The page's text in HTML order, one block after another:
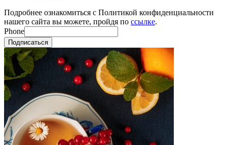
Подробнее ознакомиться с Политикой конфиденциальности
нашего сайта вы можете, пройдя по ссылке.
Phone
Подписаться